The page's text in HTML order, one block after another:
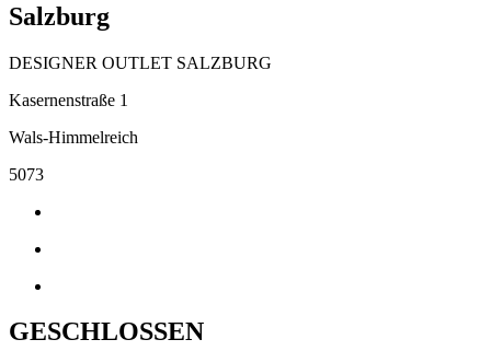
Salzburg
DESIGNER OUTLET SALZBURG
Kasernenstraße 1
Wals-Himmelreich
5073
GESCHLOSSEN